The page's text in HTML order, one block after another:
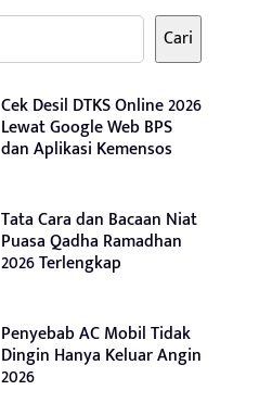
Cari
Cek Desil DTKS Online 2026
Lewat Google Web BPS
dan Aplikasi Kemensos
Tata Cara dan Bacaan Niat
Puasa Qadha Ramadhan
2026 Terlengkap
Penyebab AC Mobil Tidak
Dingin Hanya Keluar Angin
2026